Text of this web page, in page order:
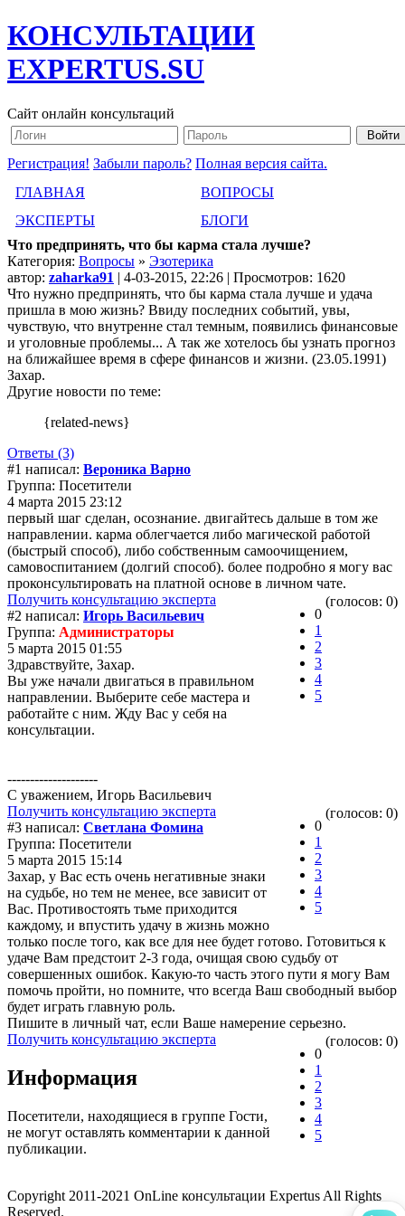
КОНСУЛЬТАЦИИ
EXPERTUS.SU
Сайт онлайн консультаций
Регистрация! Забыли пароль? Полная версия сайта.
ГЛАВНАЯ
ВОПРОСЫ
ЭКСПЕРТЫ
БЛОГИ
Что предпринять, что бы карма стала лучше?
Категория: Вопросы » Эзотерика
автор: zaharka91 | 4-03-2015, 22:26 | Просмотров: 1620
Что нужно предпринять, что бы карма стала лучше и удача
пришла в мою жизнь? Ввиду последних событий, увы,
чувствую, что внутренне стал темным, появились финансовые
и уголовные проблемы... А так же хотелось бы узнать прогноз
на ближайшее время в сфере финансов и жизни. (23.05.1991)
Захар.
Другие новости по теме:
{related-news}
Ответы (3)
#1 написал: Вероника Варно
Группа: Посетители
4 марта 2015 23:12
первый шаг сделан, осознание. двигайтесь дальше в том же
направлении. карма облегчается либо магической работой
(быстрый способ), либо собственным самоочищением,
самовоспитанием (долгий способ). более подробно я могу вас
проконсультировать на платной основе в личном чате.
Получить консультацию эксперта
0
1
2
3
4
5
(голосов: 0)
#2 написал: Игорь Васильевич
Группа: Администраторы
5 марта 2015 01:55
Здравствуйте, Захар.
Вы уже начали двигаться в правильном
направлении. Выберите себе мастера и
работайте с ним. Жду Вас у себя на
консультации.
--------------------
С уважением, Игорь Васильевич
Получить консультацию эксперта
0
1
2
3
4
5
(голосов: 0)
#3 написал: Светлана Фомина
Группа: Посетители
5 марта 2015 15:14
Захар, у Вас есть очень негативные знаки
на судьбе, но тем не менее, все зависит от
Вас. Противостоять тьме приходится
каждому, и впустить удачу в жизнь можно
только после того, как все для нее будет готово. Готовиться к
удаче Вам предстоит 2-3 года, очищая свою судьбу от
совершенных ошибок. Какую-то часть этого пути я могу Вам
помочь пройти, но помните, что всегда Ваш свободный выбор
будет играть главную роль.
Пишите в личный чат, если Ваше намерение серьезно.
Получить консультацию эксперта
0
1
2
3
4
5
(голосов: 0)
Информация
Посетители, находящиеся в группе Гости,
не могут оставлять комментарии к данной
публикации.
Copyright 2011-2021 OnLine консультации Expertus All Rights
Reserved.